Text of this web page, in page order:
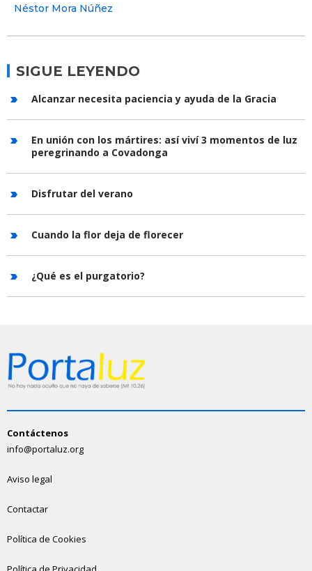
Néstor Mora Núñez
SIGUE LEYENDO
Alcanzar necesita paciencia y ayuda de la Gracia
En unión con los mártires: así viví 3 momentos de luz
peregrinando a Covadonga
Disfrutar del verano
Cuando la flor deja de florecer
¿Qué es el purgatorio?
Contáctenos
info@portaluz.org
Aviso legal
Contactar
Política de Cookies